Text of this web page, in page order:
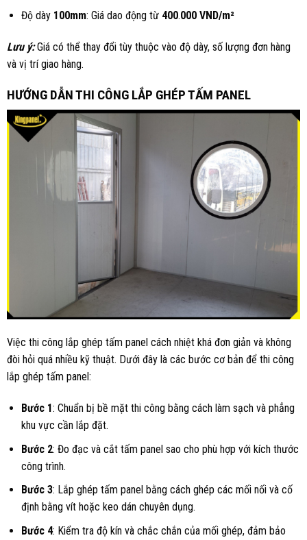
Độ dày 100mm: Giá dao động từ 400.000 VND/m²
Lưu ý:Giá có thể thay đổi tùy thuộc vào độ dày, số lượng đơn hàng
và vị trí giao hàng.
HƯỚNG DẪN THI CÔNG LẮP GHÉP TẤM PANEL
Việc thi công lắp ghép tấm panel cách nhiệt khá đơn giản và không
đòi hỏi quá nhiều kỹ thuật. Dưới đây là các bước cơ bản để thi công
lắp ghép tấm panel:
Bước 1: Chuẩn bị bề mặt thi công bằng cách làm sạch và phẳng
khu vực cần lắp đặt.
Bước 2: Đo đạc và cắt tấm panel sao cho phù hợp với kích thước
công trình.
Bước 3: Lắp ghép tấm panel bằng cách ghép các mối nối và cố
định bằng vít hoặc keo dán chuyên dụng.
Bước 4: Kiểm tra độ kín và chắc chắn của mối ghép, đảm bảo